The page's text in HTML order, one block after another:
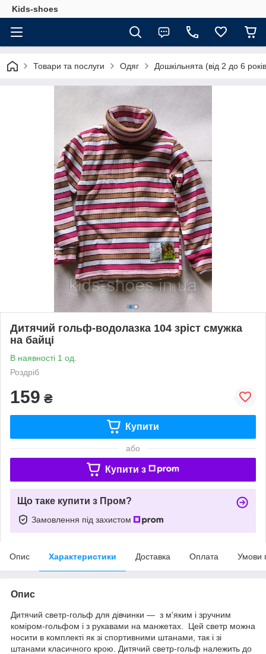
Kids-shoes
Товари та послуги Одяг Дошкільнята (від 2 до 6
Дитячий гольф-водолазка 104 зріст смужка
на байці
В наявності 1 од.
Роздріб
159 ₴
Купити
або
Купити з
Що таке купити з Пром?
Замовлення під захистом
Опис Характеристики Доставка Оплата Умови
Опис
Дитячий светр-гольф для дівчинки — з м'яким і зручним
коміром-гольфом і з рукавами на манжетах. Цей светр можна
носити в комплекті як зі спортивними штанами, так і зі
штанами класичного крою. Дитячий светр-гольф належить до